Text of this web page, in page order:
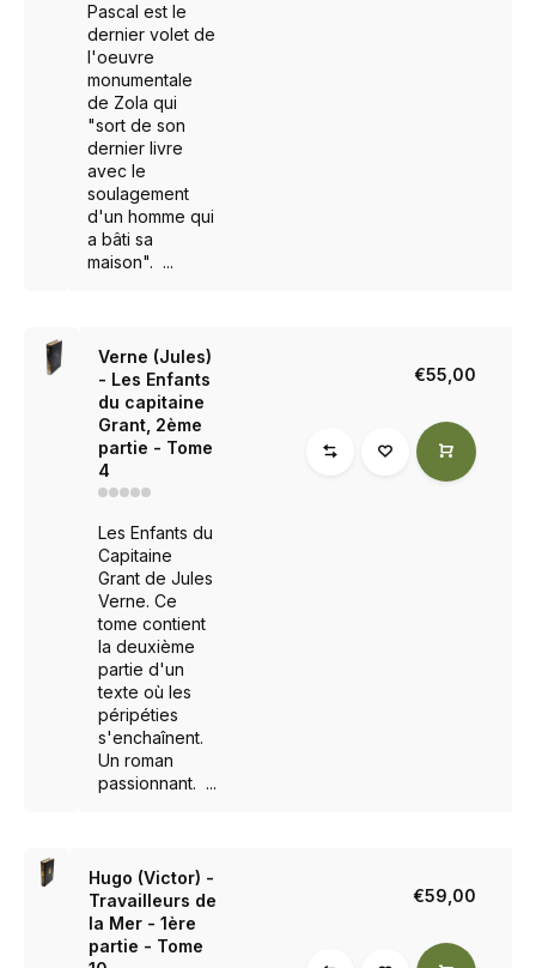
Pascal est le
dernier volet de
l'oeuvre
monumentale
de Zola qui
"sort de son
dernier livre
avec le
soulagement
d'un homme qui
a bâti sa
maison". ...
Verne (Jules)
- Les Enfants
du capitaine
Grant, 2ème
partie - Tome
4
Les Enfants du
Capitaine
Grant de Jules
Verne. Ce
tome contient
la deuxième
partie d'un
texte où les
péripéties
s'enchaînent.
Un roman
passionnant. ...
€55,00
Hugo (Victor) -
Travailleurs de
la Mer - 1ère
partie - Tome
€59,00